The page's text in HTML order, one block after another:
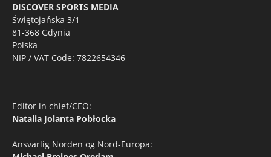
DISCOVER SPORTS MEDIA
Świętojańska 3/1
81-368 Gdynia
Polska
NIP / VAT Code: 7822654346
Editor in chief/CEO:
Natalia Jolanta Pobłocka
Ansvarlig Norden og Nord-Europa: